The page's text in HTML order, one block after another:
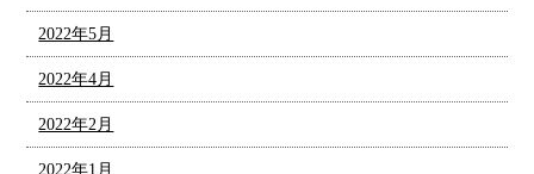
2022年5月
2022年4月
2022年2月
2022年1月